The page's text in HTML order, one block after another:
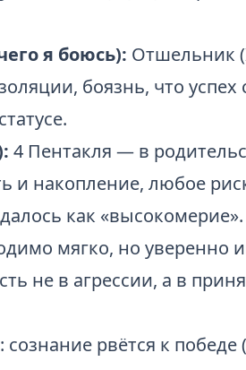
я боюсь): Отшельник
боязнь, что успех
4 Пентакля — в
и накопление, любое
как «высокомерие».
мягко, но уверенно
не в агрессии, а в
рвётся к победе